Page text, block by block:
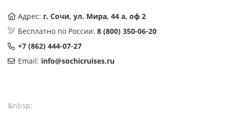
Адрес: г. Сочи, ул. Мира, 44 а, оф 2
Бесплатно по России: 8 (800) 350-06-20
+7 (862) 444-07-27
Email: info@sochicruises.ru
&nbsp;